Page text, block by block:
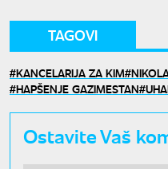
TAGOVI
KANCELARIJA ZA KIM
HAPŠENJE GAZIMESTAN
Ostavite Vaš